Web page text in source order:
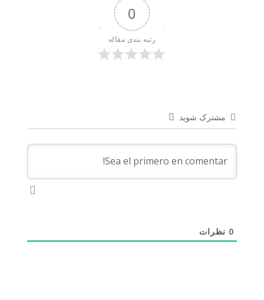
0
رتبه بندی مقاله
مشترک شوید
0 نظرات